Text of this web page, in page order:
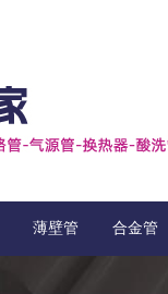
薄壁管 合金管